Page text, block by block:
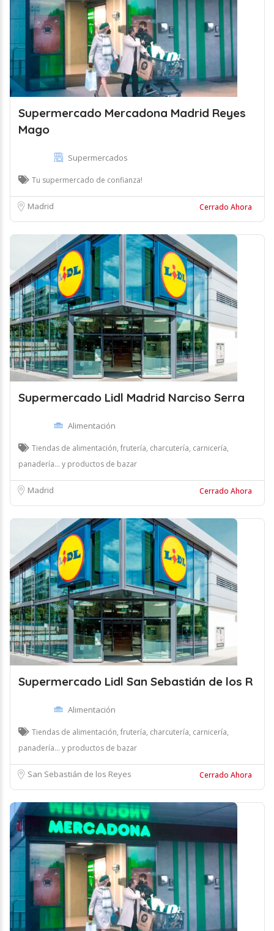
Supermercado Mercadona Madrid Reyes
Mago
Supermercados
Tu supermercado de confianza!
Madrid Cerrado Ahora
Supermercado Lidl Madrid Narciso Serra
Alimentación
Tiendas de alimentación, frutería, charcutería, carnicería,
panadería... y productos de bazar
Madrid Cerrado Ahora
Supermercado Lidl San Sebastián de los R
Alimentación
Tiendas de alimentación, frutería, charcutería, carnicería,
panadería... y productos de bazar
San Sebastián de los Reyes Cerrado Ahora